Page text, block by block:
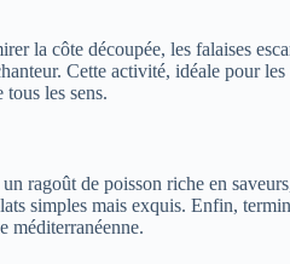
la côte découpée, les falaises
Cette activité, idéale pour
les sens.
un ragoût de poisson riche en
simples mais exquis. Enfin,
méditerranéenne.